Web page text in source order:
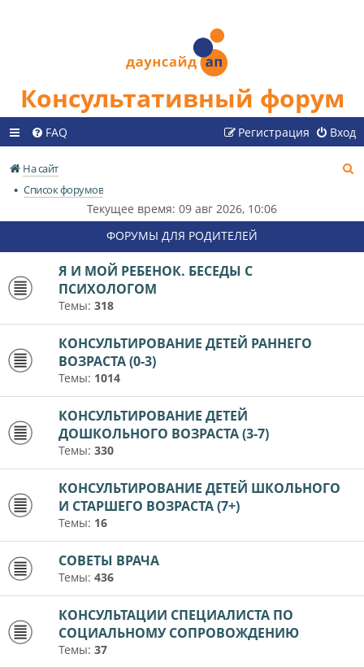
Консультативный форум
FAQ Вход
Регистрация
На сайт
Список форумов
к
Текущее время: 09 авг 2026, 10:06
ФОРУМЫ ДЛЯ РОДИТЕЛЕЙ
Я И МОЙ РЕБЕНОК. БЕСЕДЫ С
ПСИХОЛОГОМ
Темы: 318
КОНСУЛЬТИРОВАНИЕ ДЕТЕЙ РАННЕГО
ВОЗРАСТА (0-3)
Темы: 1014
КОНСУЛЬТИРОВАНИЕ ДЕТЕЙ
ДОШКОЛЬНОГО ВОЗРАСТА (3-7)
Темы: 330
КОНСУЛЬТИРОВАНИЕ ДЕТЕЙ ШКОЛЬНОГО
И СТАРШЕГО ВОЗРАСТА (7+)
Темы: 16
СОВЕТЫ ВРАЧА
Темы: 436
КОНСУЛЬТАЦИИ СПЕЦИАЛИСТА ПО
СОЦИАЛЬНОМУ СОПРОВОЖДЕНИЮ
Темы: 37